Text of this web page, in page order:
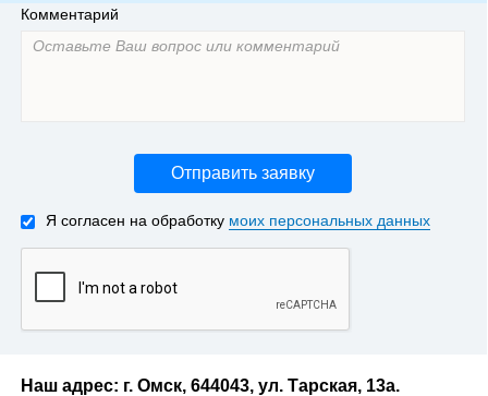
Комментарий
Отправить заявку
Я согласен на обработку моих персональных данных
Наш адрес: г. Омск, 644043, ул. Тарская, 13а.